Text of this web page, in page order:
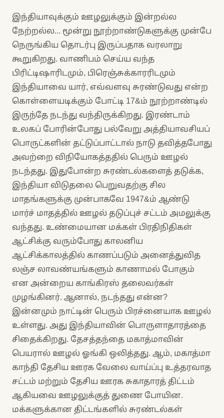
இந்தியாவுக்கும் ஊழலுக்கும் இன்றல்ல
நேற்றல்ல... மூன்று நூற்றாண்டுகளுக்கு முன்பே
நெருங்கிய தொடர்பு இருப்பதாக வரலாறு
கூறுகிறது. வாணிபம் செய்ய வந்த
பிரிட்டிஷாரிடமும், பிரெஞ்சுக்காரரிடமும்
இந்தியாவை யார், எவ்வளவு சுரண்டுவது என்ற
கொள்ளையடிக்கும் போட்டி 17&ம் நூற்றாண்டில்
இருந்தே நடந்து வந்திருக்கிறது. இரண்டாம்
உலகப் போரின்போது பல்வேறு அத்தியாவசியப்
பொருட்களின் தட்டுப்பாட்டால் நாடு தவித்தபோது
அவற்றை விநியோகத்ததில் பெரும் ஊழல்
நடந்தது. இதுபோன்ற சுரண்டல்களைத் தடுக்க,
இந்தியா விடுதலை பெறுவதற்கு சில
மாதங்களுக்கு முன்பாகவே 1947&ம் ஆண்டு
மார்ச் மாதத்தில் ஊழல் தடுப்புச் சட்டம் அமலுக்கு
வந்தது. உண்மையான மக்கள் பிரதிநிதிகள்
ஆட்சிக்கு வரும்போது காலனிய
ஆட்சிக்காலத்தில் காணப்படும் அனைத்துவித
லஞ்ச லாவண்யங்களும் காணாமல் போகும்
என அன்றைய காங்கிரஸ் தலைவர்கள்
முழங்கினர். ஆனால், நடந்தது என்ன?
இன்னமும் நாட்டின் பெரும் பிரச்னையாக ஊழல்
உள்ளது. அது இந்தியாவின் பொருளாதாரத்தை
சிதைக்கிறது. தேசத்தந்தை மகாத்மாவின்
பெயரால் ஊழல் ஓங்கி ஒலித்தது. ஆம், மகாத்மா
காந்தி தேசிய ஊரக வேலை வாய்ப்பு உத்தரவாத
சட்டம் மற்றும் தேசிய ஊரக சுகாதாரத் திட்டம்
ஆகியவை ஊழலுக்குத் துணை போயின.
மக்களுக்கான திட்டங்களில் சுரண்டல்கள்